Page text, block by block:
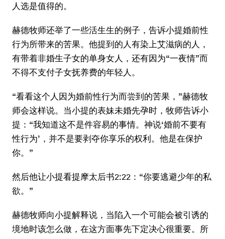
人选是值得的。
赫德牧师还举了一些活生生的例子，告诉小提婚前性
行为所带来的苦果。他提到的人有染上艾滋病的人，
有带着非婚生子女的单身女人，还有因为“一夜情”而
不得不支付子女抚养费的年轻人。
“看看这个人因为婚前性行为而尝到的苦果，”赫德牧
师会这样说。当小提的表妹未婚先孕时，牧师告诉小
提：“我知道这不是件容易的事情。神说‘婚前不要有
性行为’，并不是要剥夺你享乐的权利。他是在保护
你。”
然后他让小提看提摩太后书2:22：“你要逃避少年的私
欲。”
赫德牧师向小提解释说，当陷入一个可能会被引诱的
境地时该怎么做，在这方面事先下定决心很重要。所